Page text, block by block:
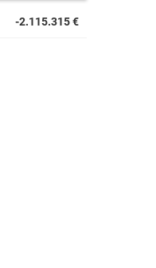
-2.115.315 €